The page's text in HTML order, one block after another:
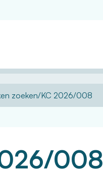
zoeken KC 2026/008
008